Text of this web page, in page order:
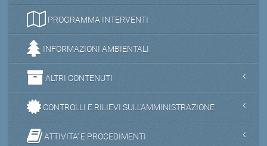
PROGRAMMA INTERVENTI
INFORMAZIONI AMBIENTALI
ALTRI CONTENUTI
CONTROLLI E RILIEVI SULL'AMMINISTRAZIONE
ATTIVITA' E PROCEDIMENTI